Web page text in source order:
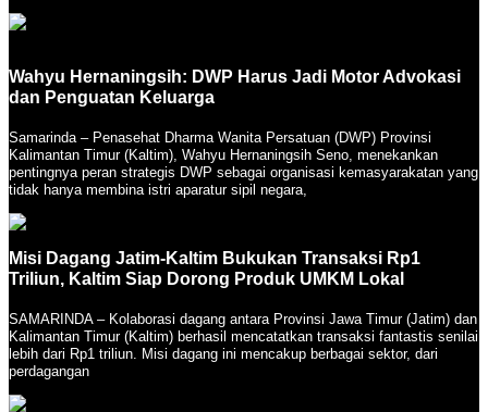
Wahyu Hernaningsih: DWP Harus Jadi Motor Advokasi
dan Penguatan Keluarga
Samarinda – Penasehat Dharma Wanita Persatuan (DWP) Provinsi
Kalimantan Timur (Kaltim), Wahyu Hernaningsih Seno, menekankan
pentingnya peran strategis DWP sebagai organisasi kemasyarakatan yang
tidak hanya membina istri aparatur sipil negara,
Misi Dagang Jatim-Kaltim Bukukan Transaksi Rp1
Triliun, Kaltim Siap Dorong Produk UMKM Lokal
SAMARINDA – Kolaborasi dagang antara Provinsi Jawa Timur (Jatim) dan
Kalimantan Timur (Kaltim) berhasil mencatatkan transaksi fantastis senilai
lebih dari Rp1 triliun. Misi dagang ini mencakup berbagai sektor, dari
perdagangan